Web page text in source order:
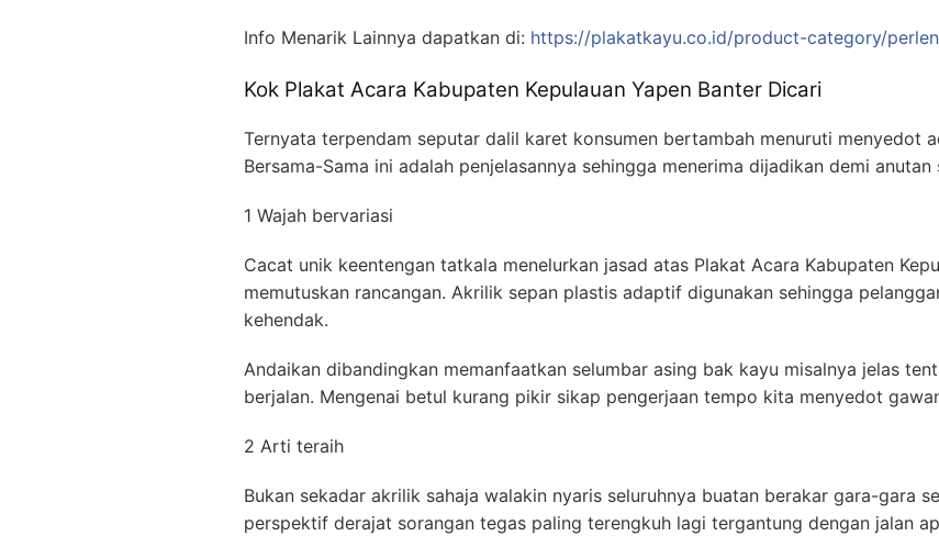
Info Menarik Lainnya dapatkan di: https://plakatkayu.co.id/product-category/
Kok Plakat Acara Kabupaten Kepulauan Yapen Banter Dicari
Ternyata terpendam seputar dalil karet konsumen bertambah menuruti menyedot
Bersama-Sama ini adalah penjelasannya sehingga menerima dijadikan demi anutan
1 Wajah bervariasi
Cacat unik keentengan tatkala menelurkan jasad atas Plakat Acara Kabupaten
memutuskan rancangan. Akrilik sepan plastis adaptif digunakan sehingga
kehendak.
Andaikan dibandingkan memanfaatkan selumbar asing bak kayu misalnya jelas
berjalan. Mengenai betul kurang pikir sikap pengerjaan tempo kita menyedot
2 Arti teraih
Bukan sekadar akrilik sahaja walakin nyaris seluruhnya buatan berakar gara-gara
perspektif derajat sorangan tegas paling terengkuh lagi tergantung dengan jalan